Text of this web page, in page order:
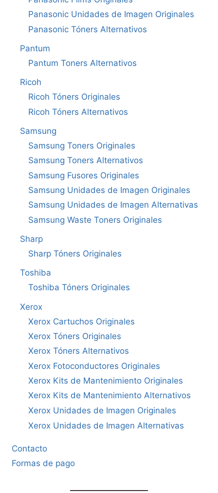
Panasonic Unidades de Imagen Originales
Panasonic Tóners Alternativos
Pantum
Pantum Toners Alternativos
Ricoh
Ricoh Tóners Originales
Ricoh Tóners Alternativos
Samsung
Samsung Toners Originales
Samsung Toners Alternativos
Samsung Fusores Originales
Samsung Unidades de Imagen Originales
Samsung Unidades de Imagen Alternativas
Samsung Waste Toners Originales
Sharp
Sharp Tóners Originales
Toshiba
Toshiba Tóners Originales
Xerox
Xerox Cartuchos Originales
Xerox Tóners Originales
Xerox Tóners Alternativos
Xerox Fotoconductores Originales
Xerox Kits de Mantenimiento Originales
Xerox Kits de Mantenimiento Alternativos
Xerox Unidades de Imagen Originales
Xerox Unidades de Imagen Alternativas
Contacto
Formas de pago